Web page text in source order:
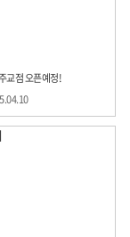
교점 오픈예정!